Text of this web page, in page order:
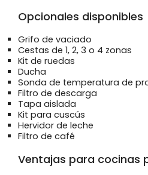
Opcionales disponibles
Grifo de vaciado
Cestas de 1, 2, 3 o 4 zonas
Kit de ruedas
Ducha
Sonda de temperatura de
Filtro de descarga
Tapa aislada
Kit para cuscús
Hervidor de leche
Filtro de café
Ventajas para cocinas